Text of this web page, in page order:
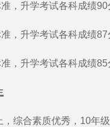
，升学考试各科成绩
，升学考试各科成绩
，升学考试各科成绩
，综合素质优秀，10年